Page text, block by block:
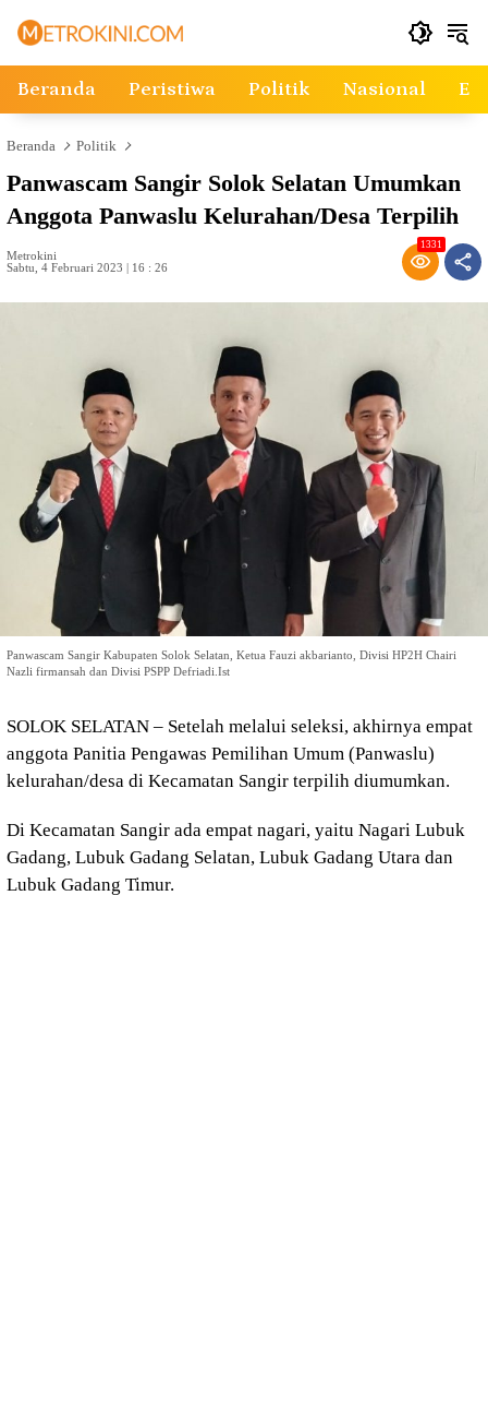
Beranda Peristiwa Politik Nasional
Beranda Politik
Panwascam Sangir Solok Selatan Umumkan
Anggota Panwaslu Kelurahan/Desa Terpilih
Metrokini
Sabtu, 4 Februari 2023 | 16 : 26
1331
Panwascam Sangir Kabupaten Solok Selatan, Ketua Fauzi akbarianto, Divisi HP2H Chairi
Nazli firmansah dan Divisi PSPP Defriadi.Ist
SOLOK SELATAN – Setelah melalui seleksi, akhirnya empat
anggota Panitia Pengawas Pemilihan Umum (Panwaslu)
kelurahan/desa di Kecamatan Sangir terpilih diumumkan.
Di Kecamatan Sangir ada empat nagari, yaitu Nagari Lubuk
Gadang, Lubuk Gadang Selatan, Lubuk Gadang Utara dan
Lubuk Gadang Timur.